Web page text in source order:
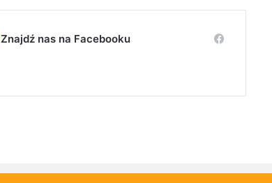
Znajdź nas na Facebooku